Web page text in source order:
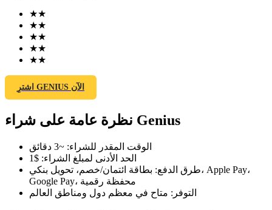
العقود الآجلة لـ COIN-M
العقود الآجلة للعملات المشفرة
★★
★★
★★
★★
★★
اشترِ GENIUS الآن
نظرة عامة على شراء Genius
الوقت المقدر للشراء: ~3 دقائق
الحد الأدنى لمبلغ الشراء:
$1
طرق الدفع: بطاقة ائتمان/خصم، تحويل بنكي، Apple Pay،
Google Pay، محفظة رقمية
التوفر : متاح في معظم دول ومناطق العالم